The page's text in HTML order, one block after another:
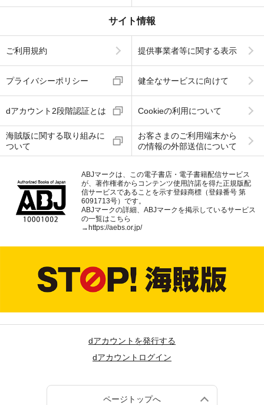
サイト情報
ご利用規約 提供事業者等に関する表示
プライバシーポリシー 健全なサービスに向けて
dアカウント2段階認証とは Cookieの利用について
海賊版に関する取り組みに
ついて
お客さまのご利用端末から
の情報の外部送信について
ABJマークは、この電子書店・電子書籍配信サービス
が、著作権者からコンテンツ使用許諾を得た正規版配
信サービスであることを示す登録商標（登録番号 第
6091713号）です。
ABJマークの詳細、ABJマークを掲示しているサービス
の一覧はこちら
→ https://aebs.or.jp/
dアカウントを発行する
dアカウントログイン
ページトップへ